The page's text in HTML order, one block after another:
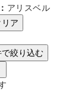
アリスベル
ア
で絞り込む